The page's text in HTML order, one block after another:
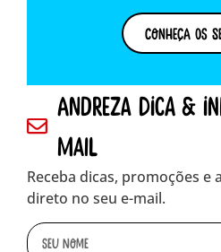
Conheça os
andreza dica &
mail
Receba dicas, promoções e
direto no seu e-mail.